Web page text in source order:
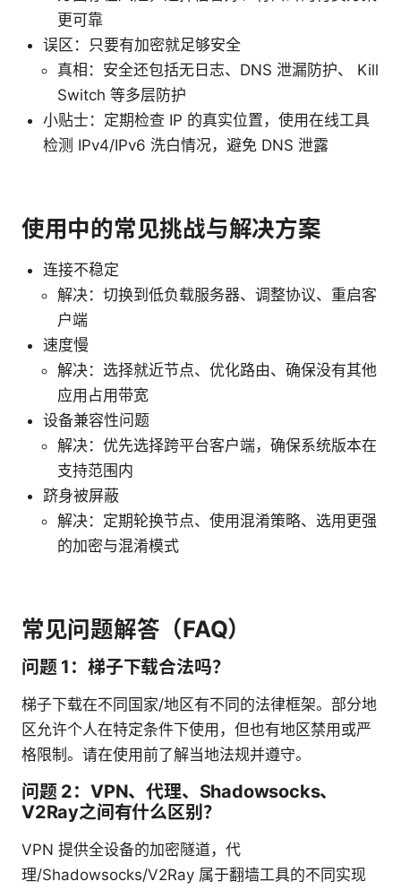
更可靠
误区：只要有加密就足够安全
真相：安全还包括无日志、DNS 泄漏防护、 Kill
Switch 等多层防护
小贴士：定期检查 IP 的真实位置，使用在线工具
检测 IPv4/IPv6 洗白情况，避免 DNS 泄露
使用中的常见挑战与解决方案
连接不稳定
解决：切换到低负载服务器、调整协议、重启客
户端
速度慢
解决：选择就近节点、优化路由、确保没有其他
应用占用带宽
设备兼容性问题
解决：优先选择跨平台客户端，确保系统版本在
支持范围内
跻身被屏蔽
解决：定期轮换节点、使用混淆策略、选用更强
的加密与混淆模式
常见问题解答（FAQ）
问题 1：梯子下载合法吗？
梯子下载在不同国家/地区有不同的法律框架。部分地
区允许个人在特定条件下使用，但也有地区禁用或严
格限制。请在使用前了解当地法规并遵守。
问题 2：VPN、代理、Shadowsocks、
V2Ray之间有什么区别？
VPN 提供全设备的加密隧道，代
理/Shadowsocks/V2Ray 属于翻墙工具的不同实现